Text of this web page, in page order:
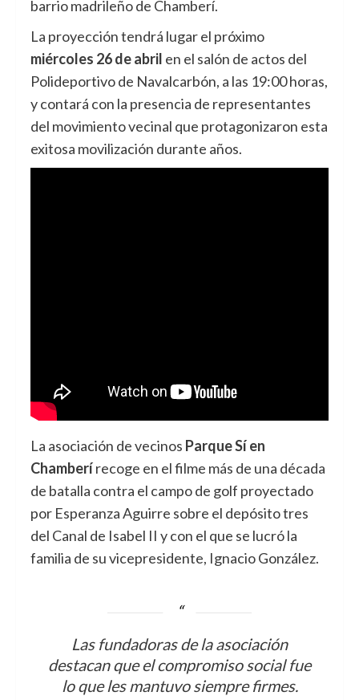
barrio madrileño de Chamberí.
La proyección tendrá lugar el próximo
miércoles 26 de abril en el salón de actos del
Polideportivo de Navalcarbón, a las 19:00 horas,
y contará con la presencia de representantes
del movimiento vecinal que protagonizaron esta
exitosa movilización durante años.
La asociación de vecinos Parque Sí en
Chamberírecoge en el filme más de una década
de batalla contra el campo de golf proyectado
por Esperanza Aguirre sobre el depósito tres
del Canal de Isabel II y con el que se lucró la
familia de su vicepresidente, Ignacio González.
Las fundadoras de la asociación
destacan que el compromiso social fue
lo que les mantuvo siempre firmes.